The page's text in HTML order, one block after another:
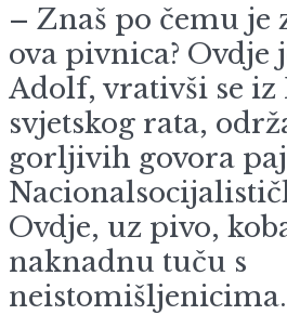
– Znaš po čemu je
ova pivnica? Ovdje
Adolf, vrativši se iz
svjetskog rata,
gorljivih govora
Ovdje, uz pivo,
naknadnu tuču s
neistomišljenicima.